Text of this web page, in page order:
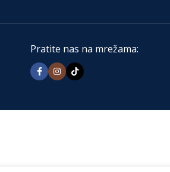
Pratite nas na mrežama: